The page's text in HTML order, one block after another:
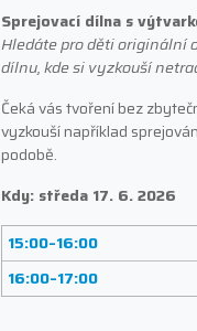
Sprejovací dílna s
Hledáte pro děti originální
dílnu, kde si vyzkouší
Čeká vás tvoření bez
vyzkouší například
podobě.
Kdy: středa 17. 6. 2026
15:00–16:00
16:00–17:00